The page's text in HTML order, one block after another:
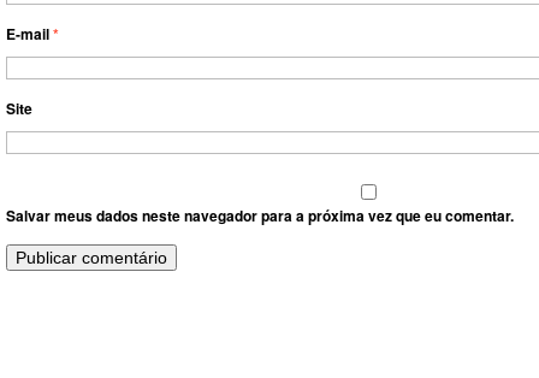
E-mail*
Site
Salvar meus dados neste navegador para a próxima vez que eu comentar.